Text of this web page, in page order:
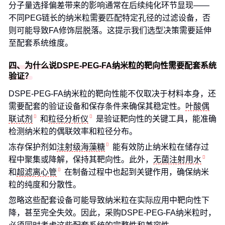
分子量选择偏差带来的影响通常在后续纯化环节显现——
不同PEG链长的纳米粒需要匹配特定孔径的过滤设备，否
则可能导致FA修饰层脱落。这提示我们选型决策需要延伸
至配套系统维度。
四、为什么说DSPE-PEG-FA纳米粒的靶向性需要配套系统
验证？
DSPE-PEG-FA纳米粒的靶向性能不仅取决于材料本身，还
需要配套的验证设备和保存条件来确保其稳定性。 叶酸偶
联试剂
和粒径分析仪
是验证靶向性的关键工具，能准确
检测纳米粒的偶联效率和粒径分布。
冻存保护剂如注射级海藻糖
能有效防止纳米粒在储存过
程中聚集或降解，保持其靶向性。此外， 无菌注射用水
和超滤离心管
在制备过程中也起到关键作用，确保纳米
粒的纯度和分散性。
忽略这些配套设备可能导致纳米粒在实际应用中靶向性下
降，甚至完全失效。因此，采购DSPE-PEG-FA纳米粒时，